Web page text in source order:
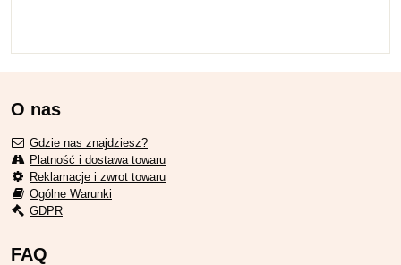
O nas
Gdzie nas znajdziesz?
Platność i dostawa towaru
Reklamacje i zwrot towaru
Ogólne Warunki
GDPR
FAQ